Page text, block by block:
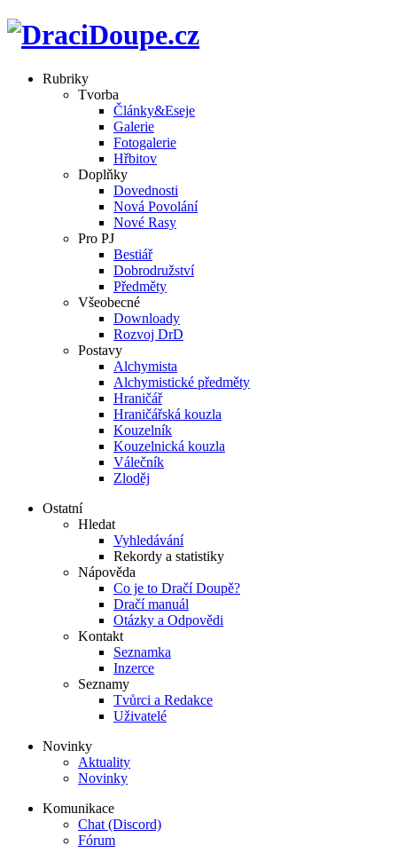
Rubriky
Tvorba
Články&Eseje
Galerie
Fotogalerie
Hřbitov
Doplňky
Dovednosti
Nová Povolání
Nové Rasy
Pro PJ
Bestiář
Dobrodružství
Předměty
Všeobecné
Downloady
Rozvoj DrD
Postavy
Alchymista
Alchymistické předměty
Hraničář
Hraničářská kouzla
Kouzelník
Kouzelnická kouzla
Válečník
Zloděj
Ostatní
Hledat
Vyhledávání
Rekordy a statistiky
Nápověda
Co je to Dračí Doupě?
Dračí manuál
Otázky a Odpovědi
Kontakt
Seznamka
Inzerce
Seznamy
Tvůrci a Redakce
Uživatelé
Novinky
Aktuality
Novinky
Komunikace
Chat (Discord)
Fórum